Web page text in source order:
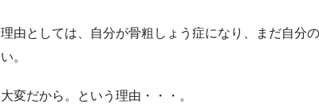
理由としては、自分が骨粗しょう症になり、まだ自分
い。
大変だから。という理由・・・。